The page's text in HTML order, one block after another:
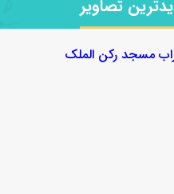
تصاویر